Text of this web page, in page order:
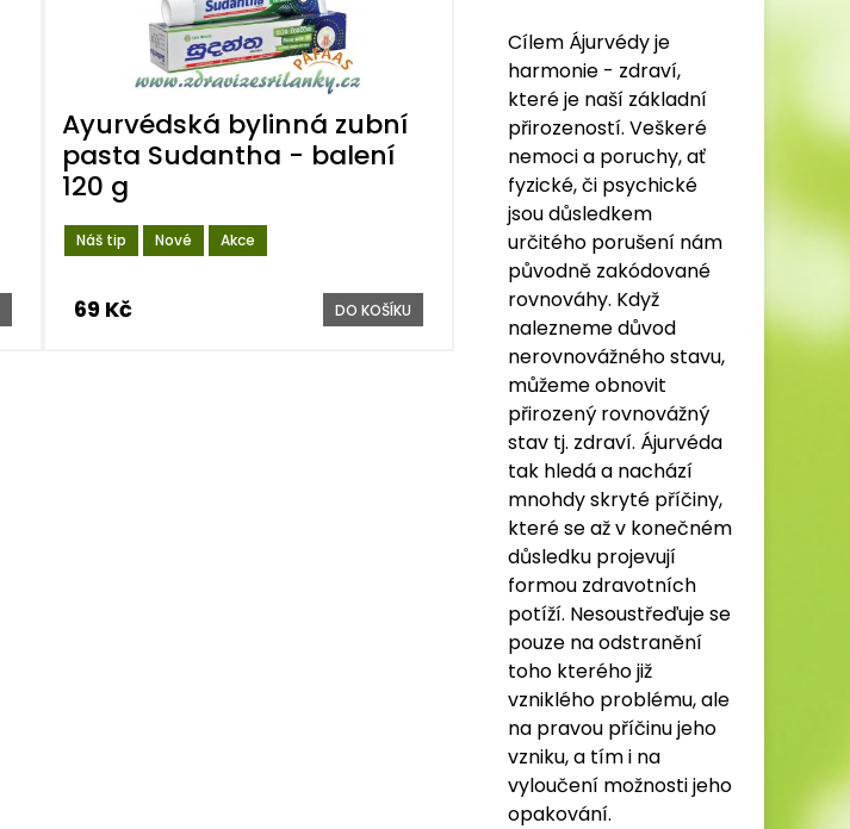
Náš tip Nové Akce
Ayurvédská bylinná zubní
pasta Sudantha - balení
120 g
69 Kč DO KOŠÍKU
Cílem Ájurvédy je
harmonie - zdraví,
které je naší základní
přirozeností. Veškeré
nemoci a poruchy, ať
fyzické, či psychické
jsou důsledkem
určitého porušení nám
původně zakódované
rovnováhy. Když
nalezneme důvod
nerovnovážného stavu,
můžeme obnovit
přirozený rovnovážný
stav tj. zdraví. Ájurvéda
tak hledá a nachází
mnohdy skryté příčiny,
které se až v konečném
důsledku projevují
formou zdravotních
potíží. Nesoustřeďuje se
pouze na odstranění
toho kterého již
vzniklého problému, ale
na pravou příčinu jeho
vzniku, a tím i na
vyloučení možnosti jeho
opakování.